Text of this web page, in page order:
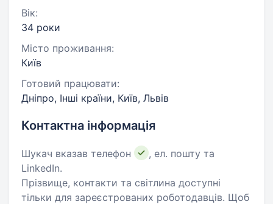
Вік:
34 роки
Місто проживання:
Київ
Готовий працювати:
Дніпро, Інші країни, Київ, Львів
Контактна інформація
Шукач вказав телефон
, ел. пошту та
LinkedIn.
Прізвище, контакти та світлина доступні
тільки для зареєстрованих роботодавців. Щоб